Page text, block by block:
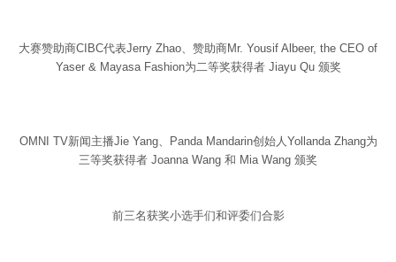
大赛赞助商CIBC代表Jerry Zhao、赞助商Mr. Yousif Albeer, the CEO of
Yaser & Mayasa Fashion为二等奖获得者 Jiayu Qu 颁奖
OMNI TV新闻主播Jie Yang、Panda Mandarin创始人Yollanda Zhang为
三等奖获得者 Joanna Wang 和 Mia Wang 颁奖
前三名获奖小选手们和评委们合影